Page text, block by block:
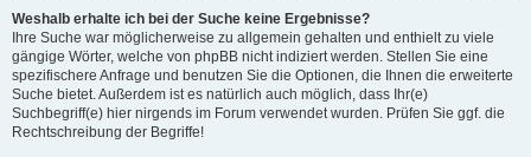
Weshalb erhalte ich bei der Suche keine Ergebnisse?
Ihre Suche war möglicherweise zu allgemein gehalten und enthielt zu viele
gängige Wörter, welche von phpBB nicht indiziert werden. Stellen Sie eine
spezifischere Anfrage und benutzen Sie die Optionen, die Ihnen die erweiterte
Suche bietet. Außerdem ist es natürlich auch möglich, dass Ihr(e)
Suchbegriff(e) hier nirgends im Forum verwendet wurden. Prüfen Sie ggf. die
Rechtschreibung der Begriffe!